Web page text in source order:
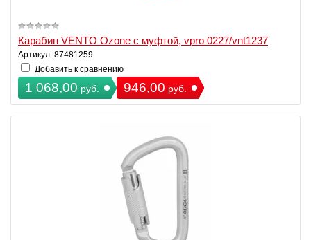
Карабин VENTO Ozone с муфтой, vpro 0227/vnt1237
Артикул: 87481259
Добавить к сравнению
1 068,00 руб. 946,00 руб.